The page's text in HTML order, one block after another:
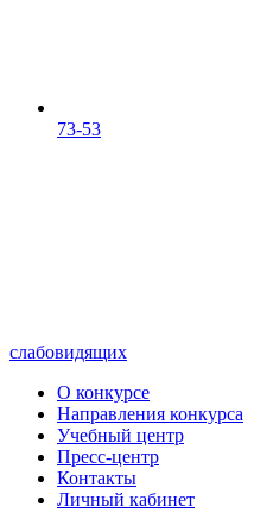
73-53
слабовидящих
О конкурсе
Направления конкурса
Учебный центр
Пресс-центр
Контакты
Личный кабинет